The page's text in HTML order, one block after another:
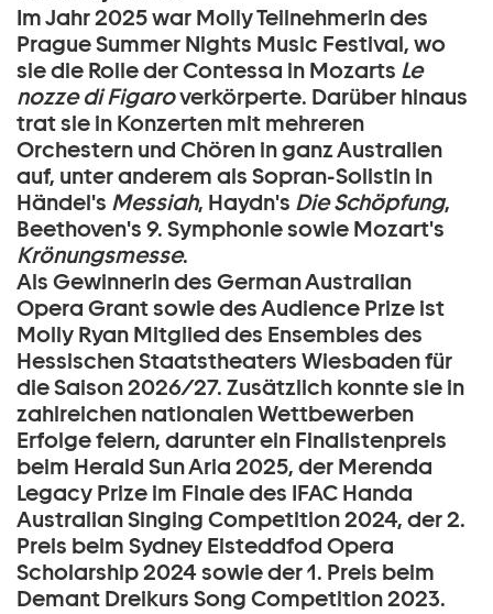
Im Jahr 2025 war Molly Teilnehmerin des
Prague Summer Nights Music Festival, wo
sie die Rolle der Contessa in Mozarts Le
nozze di Figaroverkörperte. Darüber hinaus
trat sie in Konzerten mit mehreren
Orchestern und Chören in ganz Australien
auf, unter anderem als Sopran-Solistin in
Händel's Messiah, Haydn's Die Schöpfung,
Beethoven's 9. Symphonie sowie Mozart's
Krönungsmesse.
Als Gewinnerin des German Australian
Opera Grant sowie des Audience Prize ist
Molly Ryan Mitglied des Ensembles des
Hessischen Staatstheaters Wiesbaden für
die Saison 2026/27. Zusätzlich konnte sie in
zahlreichen nationalen Wettbewerben
Erfolge feiern, darunter ein Finalistenpreis
beim Herald Sun Aria 2025, der Merenda
Legacy Prize im Finale des IFAC Handa
Australian Singing Competition 2024, der 2.
Preis beim Sydney Eisteddfod Opera
Scholarship 2024 sowie der 1. Preis beim
Demant Dreikurs Song Competition 2023.